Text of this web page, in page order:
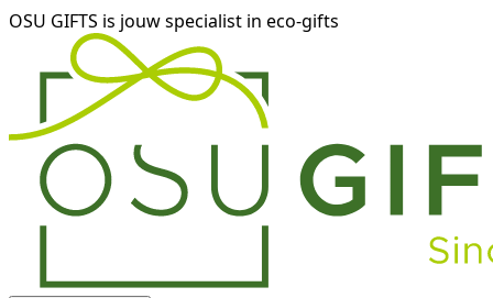
OSU GIFTS is jouw specialist in eco-gifts